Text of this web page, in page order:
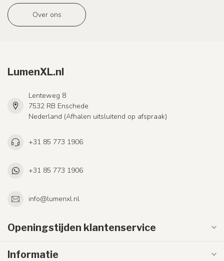
Over ons
LumenXL.nl
Lenteweg 8
7532 RB Enschede
Nederland (Afhalen uitsluitend op afspraak)
+31 85 773 1906
+31 85 773 1906
info@lumenxl.nl
Openingstijden klantenservice
Informatie